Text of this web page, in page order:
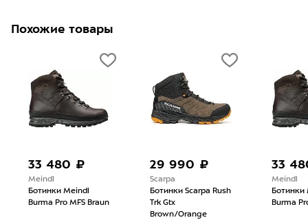
Похожие товары
33 480 ₽
Meindl
Ботинки Meindl
Burma Pro MFS Braun
29 990 ₽
Scarpa
Ботинки Scarpa Rush
Trk Gtx
Brown/Orange
33
Meindl
Ботинки
Burma